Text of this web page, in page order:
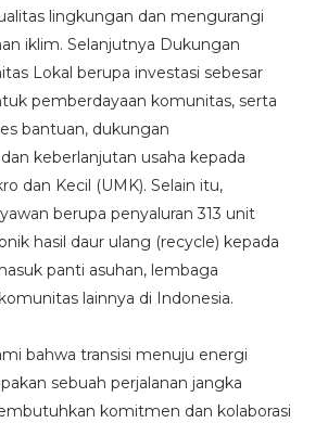
lingkungan dan mengurangi
iklim. Selanjutnya Dukungan
Lokal berupa investasi sebesar
pemberdayaan komunitas, serta
bantuan, dukungan
keberlanjutan usaha kepada
dan Kecil (UMK). Selain itu,
berupa penyaluran 313 unit
hasil daur ulang (recycle) kepada
panti asuhan, lembaga
lainnya di Indonesia.
bahwa transisi menuju energi
sebuah perjalanan jangka
komitmen dan kolaborasi